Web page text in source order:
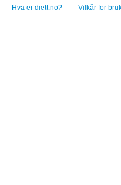
Hva er diett.no? Vilkår for